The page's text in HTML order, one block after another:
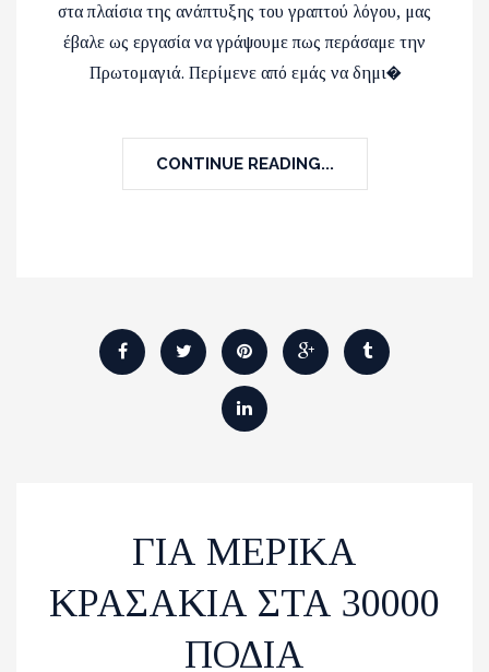
στα πλαίσια της ανάπτυξης του γραπτού λόγου, μας
έβαλε ως εργασία να γράψουμε πως περάσαμε την
Πρωτομαγιά. Περίμενε από εμάς να δημι�
CONTINUE READING...
ΓΙΑ ΜΕΡΙΚΑ
ΚΡΑΣΑΚΙΑ ΣΤΑ 30000
ΠΟΔΙΑ